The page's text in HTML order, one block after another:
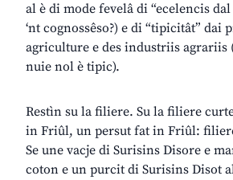
al è di mode fevelâ di “ecelencis
‘nt cognossêso?) e di “tipicitât” dai
agriculture e des industriis agrariis
nuie nol è tipic).
Restìn su la filiere. Su la filiere
in Friûl, un persut fat in Friûl:
Se une vacje di Surisins Disore e
coton e un purcit di Surisins Disot